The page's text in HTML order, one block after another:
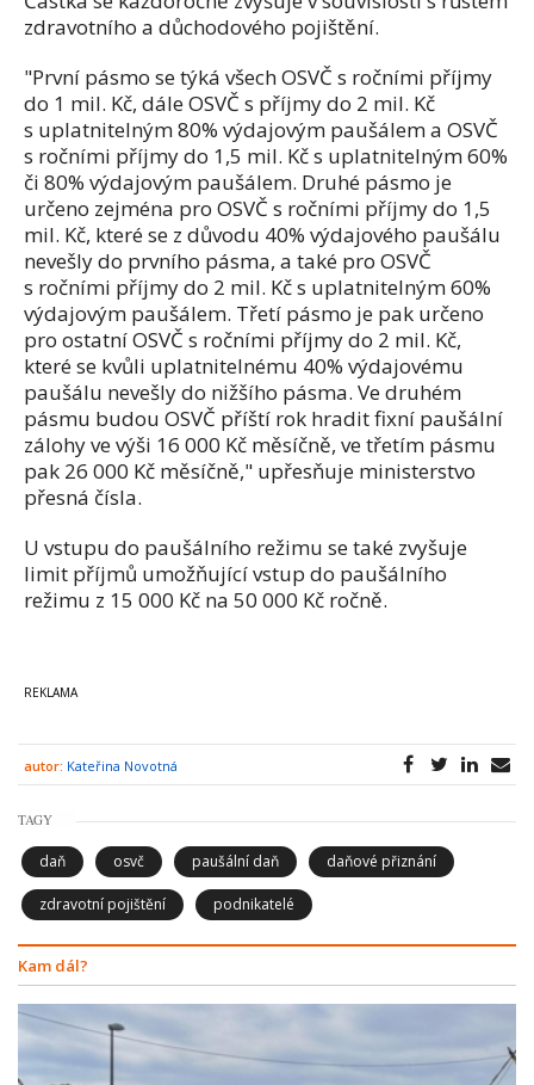
zdravotního a důchodového pojištění.
"První pásmo se týká všech OSVČ s ročními příjmy
do 1 mil. Kč, dále OSVČ s příjmy do 2 mil. Kč
s uplatnitelným 80% výdajovým paušálem a OSVČ
s ročními příjmy do 1,5 mil. Kč s uplatnitelným 60%
či 80% výdajovým paušálem. Druhé pásmo je
určeno zejména pro OSVČ s ročními příjmy do 1,5
mil. Kč, které se z důvodu 40% výdajového paušálu
nevešly do prvního pásma, a také pro OSVČ
s ročními příjmy do 2 mil. Kč s uplatnitelným 60%
výdajovým paušálem. Třetí pásmo je pak určeno
pro ostatní OSVČ s ročními příjmy do 2 mil. Kč,
které se kvůli uplatnitelnému 40% výdajovému
paušálu nevešly do nižšího pásma. Ve druhém
pásmu budou OSVČ příští rok hradit fixní paušální
zálohy ve výši 16 000 Kč měsíčně, ve třetím pásmu
pak 26 000 Kč měsíčně," upřesňuje ministerstvo
přesná čísla.
U vstupu do paušálního režimu se také zvyšuje
limit příjmů umožňující vstup do paušálního
režimu z 15 000 Kč na 50 000 Kč ročně.
autor: Kateřina Novotná
TAGY
daň osvč paušální daň daňové přiznání
zdravotní pojištění podnikatelé
Kam dál?